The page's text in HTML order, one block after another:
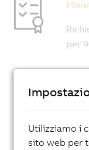
Utilizziamo i
sito web per